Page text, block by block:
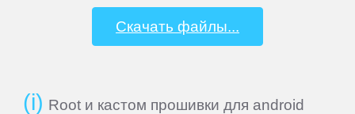
Скачать файлы...
Root и кастом прошивки для android
Flycat